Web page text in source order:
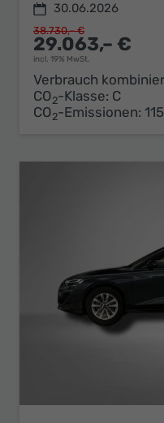
30.06.2026
29.063,– €
incl. 19% MwSt.
38.730,– €
Verbrauch
CO2-Klasse: C
CO2-Emissionen: